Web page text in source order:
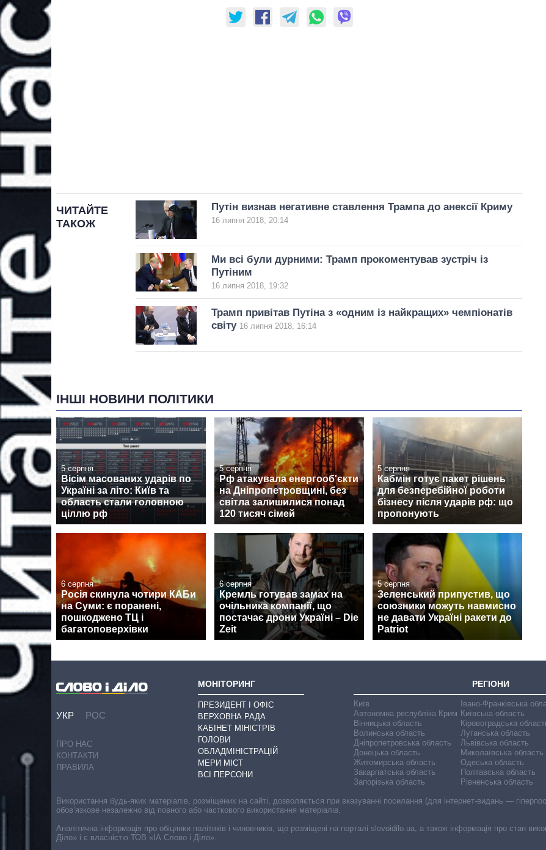
ЧИТАЙТЕ
ТАКОЖ
Путін визнав негативне ставлення Трампа до анексії Криму
16 липня 2018, 20:14
Ми всі були дурними: Трамп прокоментував зустріч із
Путіним
16 липня 2018, 19:32
Трамп привітав Путіна з «одним із найкращих» чемпіонатів
світу 16 липня 2018, 16:14
ІНШІ НОВИНИ ПОЛІТИКИ
5 серпня
Вісім масованих ударів по
Україні за літо: Київ та
область стали головною
ціллю рф
5 серпня
Рф атакувала енергооб'єкти
на Дніпропетровщині, без
світла залишилися понад
120 тисяч сімей
5 серпня
Кабмін готує пакет рішень
для безперебійної роботи
бізнесу після ударів рф: що
пропонують
6 серпня
Росія скинула чотири КАБи
на Суми: є поранені,
пошкоджено ТЦ і
багатоповерхівки
6 серпня
Кремль готував замах на
очільника компанії, що
постачає дрони Україні – Die
Zeit
5 серпня
Зеленський припустив, що
союзники можуть навмисно
не давати Україні ракети до
Patriot
УКР РОС
ПРО НАС
КОНТАКТИ
ПРАВИЛА
МОНІТОРИНГ
ПРЕЗИДЕНТ І ОФІС
ВЕРХОВНА РАДА
КАБІНЕТ МІНІСТРІВ
ГОЛОВИ
ОБЛАДМІНІСТРАЦІЙ
МЕРИ МІСТ
ВСІ ПЕРСОНИ
РЕГІОНИ
Київ
Автономна республіка Крим
Вінницька область
Волинська область
Дніпропетровська область
Донецька область
Житомирська область
Закарпатська область
Запорізька область
Івано-Франківська
Київська область
Кіровоградська
Луганська область
Львівська область
Миколаївська область
Одеська область
Полтавська область
Рівненська область
Використання будь-яких матеріалів, розміщених на сайті, дозволяється при вказуванні посилання (для інтернет-видань —
обов’язкове незалежно від повного або часткового використання матеріалів.
Аналітична інформація про обіцянки політиків і чиновників, що розміщені на порталі slovoidilo.ua, а також інформація про стан
Діло» і є власністю ТОВ «ІА Слово і Діло».